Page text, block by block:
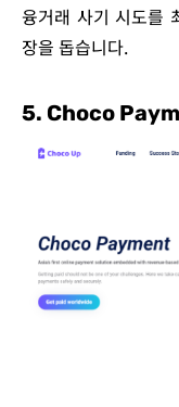
융거래 사기 시도를
장을 돕습니다.
5. Choco